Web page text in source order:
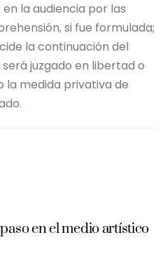
la audiencia por las
si fue formulada;
la continuación del
juzgado en libertad o
la medida privativa de
en el medio artístico